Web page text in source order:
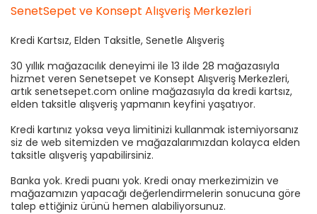
SenetSepet ve Konsept Alışveriş Merkezleri
Kredi Kartsız, Elden Taksitle, Senetle Alışveriş
30 yıllık mağazacılık deneyimi ile 13 ilde 28 mağazasıyla
hizmet veren Senetsepet ve Konsept Alışveriş Merkezleri,
artık senetsepet.com online mağazasıyla da kredi kartsız,
elden taksitle alışveriş yapmanın keyfini yaşatıyor.
Kredi kartınız yoksa veya limitinizi kullanmak istemiyorsanız
siz de web sitemizden ve mağazalarımızdan kolayca elden
taksitle alışveriş yapabilirsiniz.
Banka yok. Kredi puanı yok. Kredi onay merkezimizin ve
mağazamızın yapacağı değerlendirmelerin sonucuna göre
talep ettiğiniz ürünü hemen alabiliyorsunuz.